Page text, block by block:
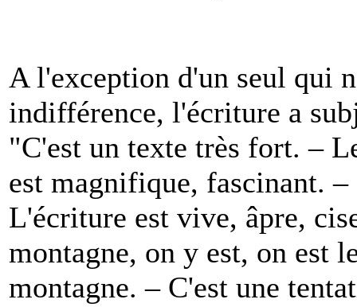
A l'exception d'un seul qui
indifférence, l'écriture a
"C'est un texte très fort. –
est magnifique, fascinant.
L'écriture est vive, âpre,
montagne, on y est, on est
montagne. – C'est une